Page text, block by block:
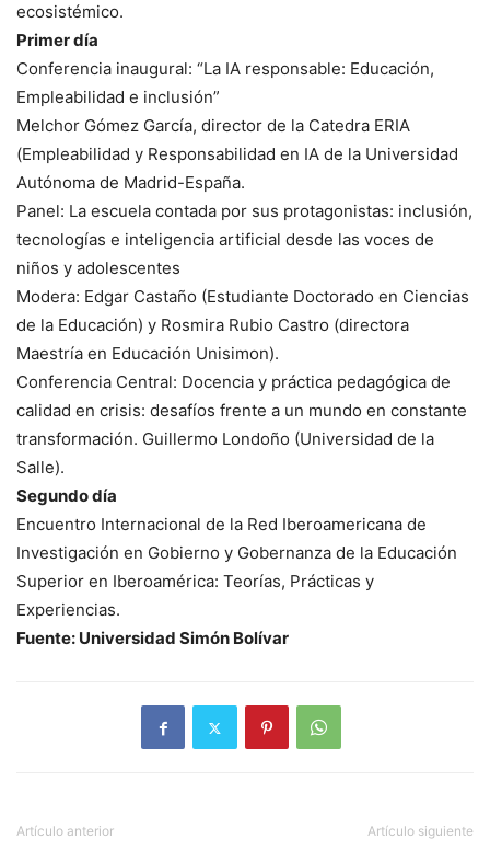
ecosistémico.
Primer día
Conferencia inaugural: “La IA responsable: Educación,
Empleabilidad e inclusión”
Melchor Gómez García, director de la Catedra ERIA
(Empleabilidad y Responsabilidad en IA de la Universidad
Autónoma de Madrid-España.
Panel: La escuela contada por sus protagonistas: inclusión,
tecnologías e inteligencia artificial desde las voces de
niños y adolescentes
Modera: Edgar Castaño (Estudiante Doctorado en Ciencias
de la Educación) y Rosmira Rubio Castro (directora
Maestría en Educación Unisimon).
Conferencia Central: Docencia y práctica pedagógica de
calidad en crisis: desafíos frente a un mundo en constante
transformación. Guillermo Londoño (Universidad de la
Salle).
Segundo día
Encuentro Internacional de la Red Iberoamericana de
Investigación en Gobierno y Gobernanza de la Educación
Superior en Iberoamérica: Teorías, Prácticas y
Experiencias.
Fuente: Universidad Simón Bolívar
Artículo anterior Artículo siguiente